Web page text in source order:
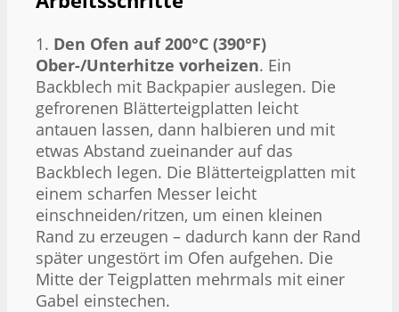
1. Den Ofen auf 200°C (390°F)
Ober-/Unterhitze vorheizen. Ein
Backblech mit Backpapier auslegen. Die
gefrorenen Blätterteigplatten leicht
antauen lassen, dann halbieren und mit
etwas Abstand zueinander auf das
Backblech legen. Die Blätterteigplatten mit
einem scharfen Messer leicht
einschneiden/ritzen, um einen kleinen
Rand zu erzeugen – dadurch kann der Rand
später ungestört im Ofen aufgehen. Die
Mitte der Teigplatten mehrmals mit einer
Gabel einstechen.